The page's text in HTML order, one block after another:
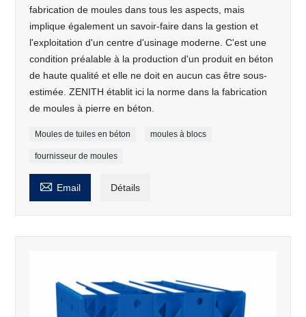
fabrication de moules dans tous les aspects, mais
implique également un savoir-faire dans la gestion et
l'exploitation d'un centre d'usinage moderne. C'est une
condition préalable à la production d'un produit en béton
de haute qualité et elle ne doit en aucun cas être sous-
estimée. ZENITH établit ici la norme dans la fabrication
de moules à pierre en béton.
Moules de tuiles en béton moules à blocs
fournisseur de moules
 Email Détails